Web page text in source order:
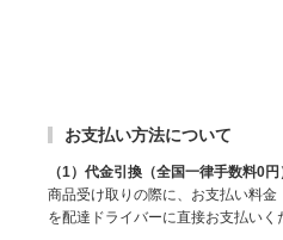
お支払い方法について
（1）代金引換（全国一律手数料0円
商品受け取りの際に、お支払い料金
を配達ドライバーに直接お支払いく